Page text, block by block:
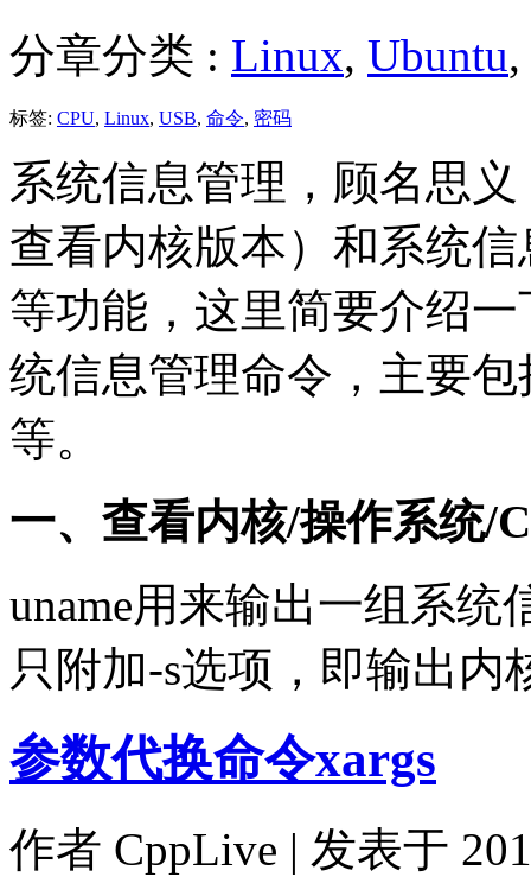
分章分类 : Linux, Ubuntu,
标签: CPU, Linux, USB, 命令, 密码
系统信息管理，顾名思
查看内核版本）和系统
等功能，这里简要介绍
统信息管理命令，主要包
等。
一、查看内核/操作系统/
uname用来输出一组系
只附加-s选项，即输出内
参数代换命令xargs
作者 CppLive | 发表于